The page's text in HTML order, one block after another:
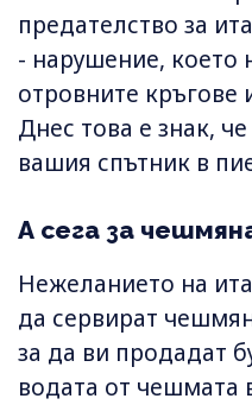
предателство за
- нарушение, което
отровните кръгове
Днес това е знак,
вашия спътник в
А сега за
Нежеланието на
да сервират
за да ви продадат
водата от чешмата